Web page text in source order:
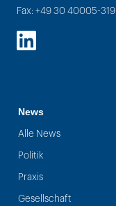
Fax: +49 30 40005-319
LinkedIn
News
Alle News
Politik
Praxis
Gesellschaft